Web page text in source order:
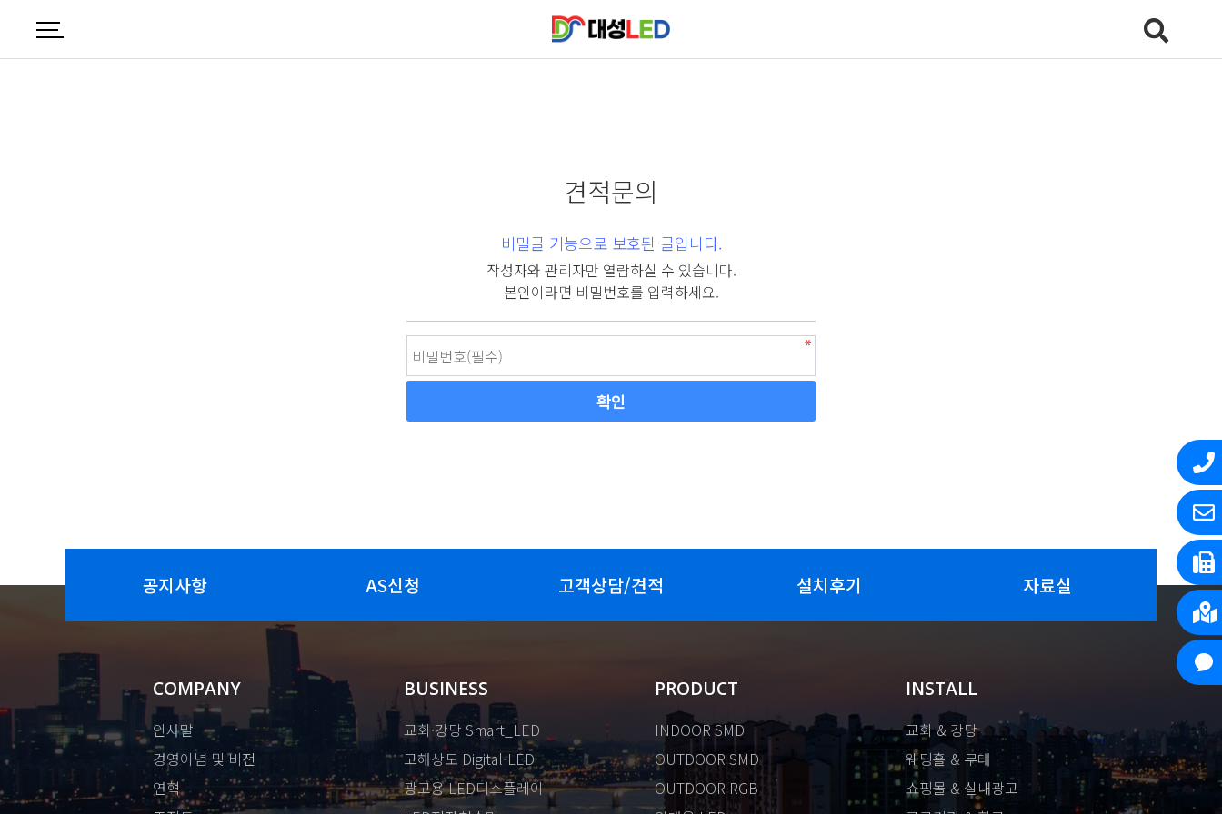
견적문의
비밀글 기능으로 보호된 글입니다.
작성자와 관리자만 열람하실 수 있습니다.
본인이라면 비밀번호를 입력하세요.
공지사항 AS신청 고객상담/견적 설치후기 자료실
COMPANY
인사말
경영이념 및 비전
연혁
BUSINESS
교회·강당 Smart_LED
고해상도 Digital-LED
광고용 LED디스플레이
PRODUCT
INDOOR SMD
OUTDOOR SMD
OUTDOOR RGB
INSTALL
교회 & 강당
웨딩홀 & 무대
쇼핑몰 & 실내광고